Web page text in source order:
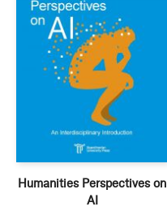
Humanities Perspectives on
AI